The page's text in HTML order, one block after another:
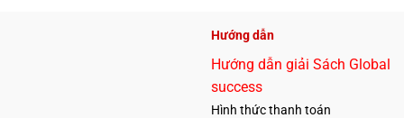
Hướng dẫn
Hướng dẫn giải Sách Global
success
Hình thức thanh toán